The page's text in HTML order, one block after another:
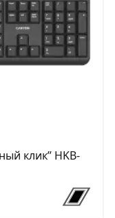
клик” HKB-